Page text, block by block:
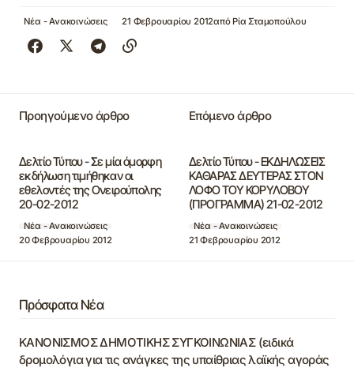
Νέα - Ανακοινώσεις 21 Φεβρουαρίου 2012από Ρία Σταμοπούλου
Προηγούμενο άρθρο
Δελτίο Τύπου - Σε μία όμορφη
εκδήλωση τιμήθηκαν οι
εθελοντές της Ονειρούπολης
20-02-2012
Νέα - Ανακοινώσεις
20 Φεβρουαρίου 2012
Επόμενο άρθρο
Δελτίο Τύπου - ΕΚΔΗΛΩΣΕΙΣ
ΚΑΘΑΡΑΣ ΔΕΥΤΕΡΑΣ ΣΤΟΝ
ΛΟΦΟ ΤΟΥ ΚΟΡΥΛΟΒΟΥ
(ΠΡΟΓΡΑΜΜΑ) 21-02-2012
Νέα - Ανακοινώσεις
21 Φεβρουαρίου 2012
Πρόσφατα Νέα
ΚΑΝΟΝΙΣΜΟΣ ΔΗΜΟΤΙΚΗΣ ΣΥΓΚΟΙΝΩΝΙΑΣ (ειδικά
δρομολόγια για τις ανάγκες της υπαίθριας λαϊκής αγοράς